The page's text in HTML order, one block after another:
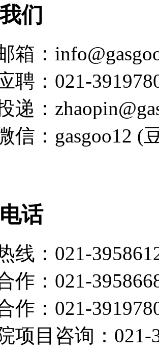
话】 2026第四届汽车热管理全场景创新
22 11:16
黄嘉悦：商用车全域热管理能效提升路
君
22 11:15
金：安世车规MOSFET驱动汽车热管理方
王益民：新能源汽车热管理集成化路径：
22 10:41
王天英：双间接热管理系统：开启高能
君
22 10:40
董静：中国乘用车市场展望 2026第四届
们
箱：
聘：021-
递：
信：gasgoo12 (
话
线：021-
作：021-
作：021-
项目咨询：021-